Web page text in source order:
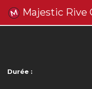
Majestic Rive
Durée :